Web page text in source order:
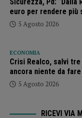
euro per rendere più
5 Agosto 2026
ECONOMIA
Crisi Realco, salvi
ancora niente da
5 Agosto 2026
RICEVI VIA